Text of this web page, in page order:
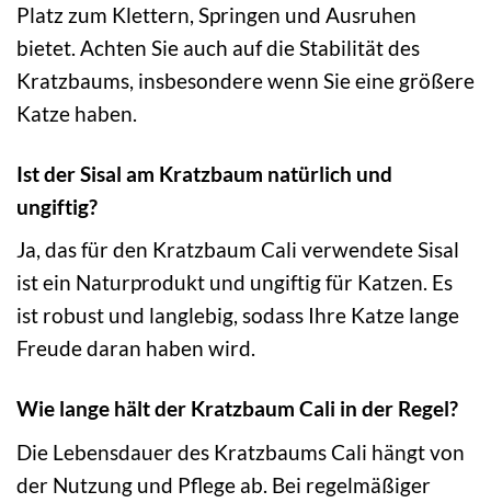
Platz zum Klettern, Springen und Ausruhen
bietet. Achten Sie auch auf die Stabilität des
Kratzbaums, insbesondere wenn Sie eine größere
Katze haben.
Ist der Sisal am Kratzbaum natürlich und
ungiftig?
Ja, das für den Kratzbaum Cali verwendete Sisal
ist ein Naturprodukt und ungiftig für Katzen. Es
ist robust und langlebig, sodass Ihre Katze lange
Freude daran haben wird.
Wie lange hält der Kratzbaum Cali in der Regel?
Die Lebensdauer des Kratzbaums Cali hängt von
der Nutzung und Pflege ab. Bei regelmäßiger